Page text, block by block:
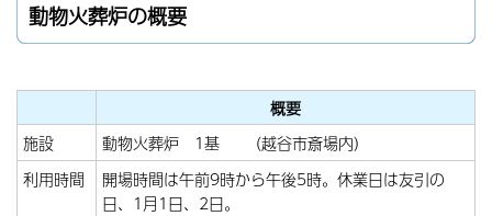
動物火葬炉の概要
概要
施設
動物火葬炉 1基 （越谷市斎場内）
利用時間
開場時間は午前9時から午後5時。休業日は友引の
日、1月1日、2日。